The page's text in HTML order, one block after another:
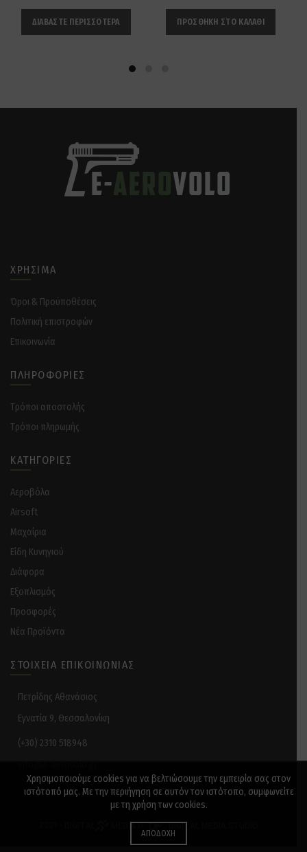
ΔΙΑΒΆΣΤΕ ΠΕΡΙΣΣΌΤΕΡΑ ΠΡΟΣΘΉΚΗ ΣΤΟ ΚΑΛΆΘΙ
ΧΡΉΣΙΜΑ
Όροι & Προϋποθέσεις
Πολιτική επιστροφών
Επικοινωνία
ΠΛΗΡΟΦΟΡΊΕΣ
Tρόποι αποστολής
Tρόποι πληρωμής
ΚΑΤΗΓΟΡΊΕΣ
Αεροβόλα
Airsoft
Μαχαίρια
Είδη Κυνηγιού
Διάφορα
Eξοπλισμός
Προσφορές
Νέα Προϊόντα
ΣΤΟΙΧΕΊΑ ΕΠΙΚΟΙΝΩΝΊΑΣ
Πετρίδης Αθανάσιος
Εγνατία 9, Θεσσαλονίκη
(+30) 2310 518948
MEDIA// DIGITAL MEDIA STUDIO
Χρησιμοποιούμε cookies για να βελτιώσουμε την εμπειρία σας στον
ιστότοπό μας. Με την περιήγηση σε αυτόν τον ιστότοπο, συμφωνείτε
με τη χρήση των cookies.
ΑΠΟΔΟΧΉ